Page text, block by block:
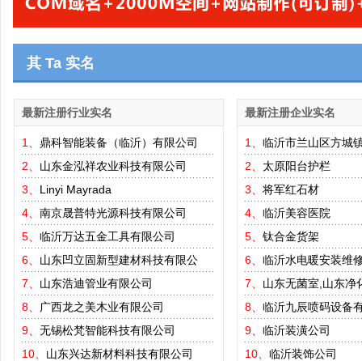
其 Ta 实名
最新注册行业实名
1、 鼎科智能装备（临沂）有限公司
2、 山东金泓祥农业科技有限公司
3、 Linyi Mayrada
4、 南京晟普特光源科技有限公司
5、 临沂万达五金工具有限公司
6、 山东凹立固新型建材科技有限公
7、 山东浩迪管业有限公司
8、
广西龙之美木业有限公司
9、 无锡松梵智能科技有限公司
10、 山东兴达新材料科技有限公司
最新注册企业实名
1、 临沂市兰山区方城
2、 太原阳台护栏
3、 将军红石材
4、 临沂美容医院
5、 钛合金货架
6、 临沂水电暖安装维
7、 山东无菌室,山东净
8、 临沂九辰喷码设备
9、 临沂装潢公司
10、 临沂装饰公司